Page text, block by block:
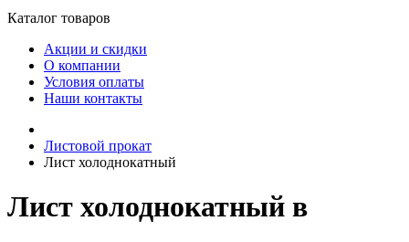
Каталог товаров
Акции и скидки
О компании
Условия оплаты
Наши контакты
Листовой прокат
Лист холоднокатный
Лист холоднокатный в